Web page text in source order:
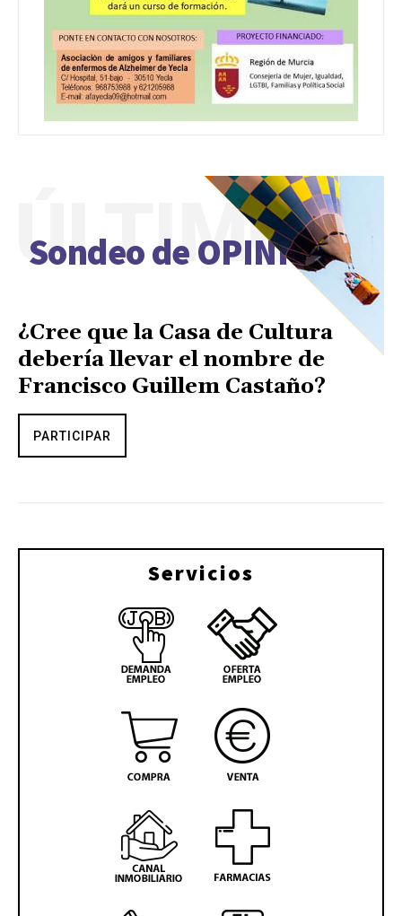
Sondeo de OPINIÓN
ÚLTIMO
¿Cree que la Casa de Cultura
debería llevar el nombre de
Francisco Guillem Castaño?
PARTICIPAR
Servicios